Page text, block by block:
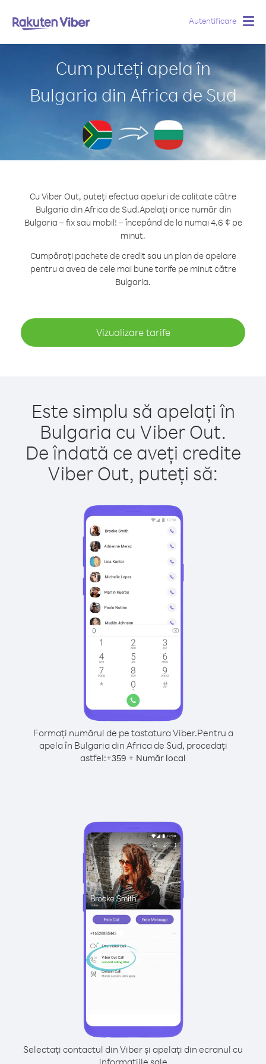
Autentificare
Cum puteți apela în
Bulgaria din Africa de Sud
Cu Viber Out, puteți efectua apeluri de calitate către
Bulgaria din Africa de Sud.Apelați orice număr din
Bulgaria – fix sau mobil! – începând de la numai 4.6 ¢ pe
minut.
Cumpărați pachete de credit sau un plan de apelare
pentru a avea de cele mai bune tarife pe minut către
Bulgaria.
Vizualizare tarife
Este simplu să apelați în
Bulgaria cu Viber Out.
De îndată ce aveți credite
Viber Out, puteți să:
Formați numărul de pe tastatura Viber.Pentru a
apela în Bulgaria din Africa de Sud, procedați
astfel:+359 + Număr local
Selectați contactul din Viber și apelați din ecranul cu
informațiile sale